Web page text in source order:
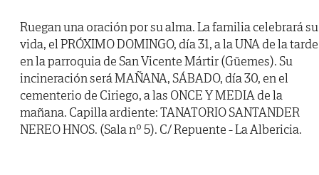
Ruegan una oración por su alma. La familia celebrará su
vida, el PRÓXIMO DOMINGO, día 31, a la UNA de la
en la parroquia de San Vicente Mártir (Güemes). Su
incineración será MAÑANA, SÁBADO, día 30, en el
cementerio de Ciriego, a las ONCE Y MEDIA de la
mañana. Capilla ardiente: TANATORIO SANTANDER
NEREO HNOS. (Sala nº 5). C/ Repuente - La Albericia.